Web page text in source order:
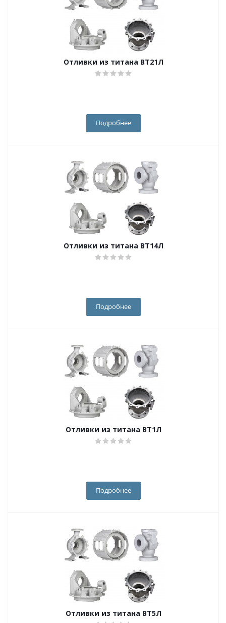
Отливки из титана ВТ21Л
Подробнее
Отливки из титана ВТ14Л
Подробнее
Отливки из титана ВТ1Л
Подробнее
Отливки из титана ВТ5Л